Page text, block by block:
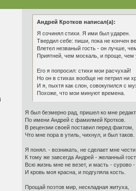
Андрей Кротков написал(а):
Я сочинял стихи. Я ими был ударен.
Твердил себе: пиши, пока не кончен
Влетел незваный гость - он лучше,
Приятней, чем москаль, и проще, чем
Его я попросил: стихи мои расчухай!
Но он в стихах вообще не петрил ни
И я, пыхтя как слон, совокупился с
Похоже, что мои минуют времена.
Я был безмерно рад, пришел ко мне
По имени Андрей с фамилмей Кротков.
В рецензии своей поставил перед фактом,
Что мне пора в утиль, чихнул, и был таков.
Я понял. - возникать, не сделает мне чести,
К тому же завсегда Андрей - желанный
Всю жизнь мне не везет, и масть - сурово -
И кровь моя красна, и подгуляла кость.
Прощай поэтов мир, нескладная житуха,